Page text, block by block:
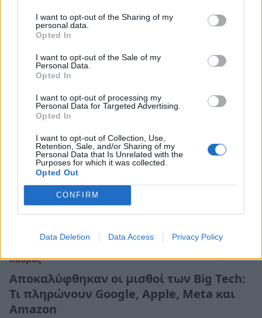
I want to opt-out of the Sharing of my
personal data.
Opted In
I want to opt-out of the Sale of my
Personal Data.
Opted In
I want to opt-out of processing my
Personal Data for Targeted Advertising.
Opted In
I want to opt-out of Collection, Use,
Retention, Sale, and/or Sharing of my
Personal Data that Is Unrelated with the
Purposes for which it was collected.
Opted Out
CONFIRM
Data Deletion Data Access Privacy Policy
Apple: Αυτό είναι το νέο iPhone 15 - Πότε
κυκλοφορεί, πόσο θα κοστίζει
13 Σεπτεμβρίου 2023 06:54
Κόσμος
Αποκαλύφθηκαν οι μισθοί των Big Tech:
Τι πληρώνουν Google, Apple, Meta και
Amazon